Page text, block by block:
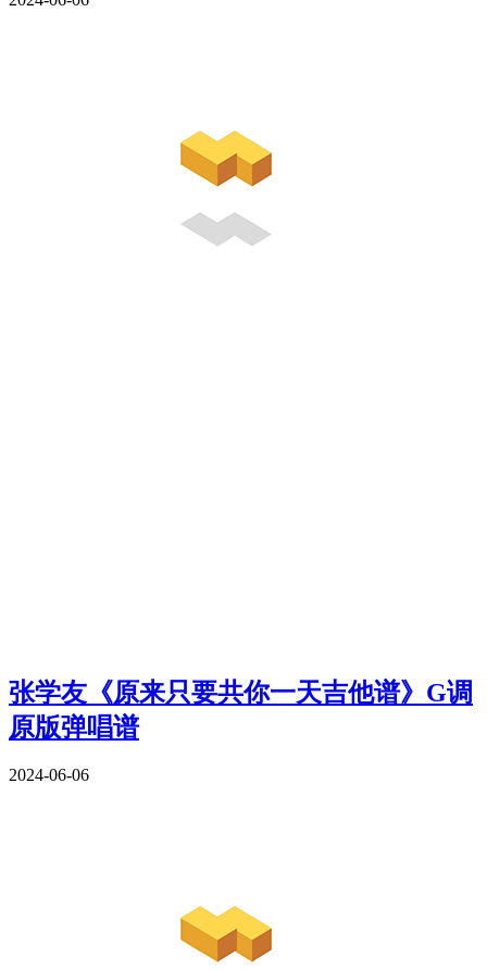
张学友《原来只要共你一天吉他谱》G调
原版弹唱谱
2024-06-06